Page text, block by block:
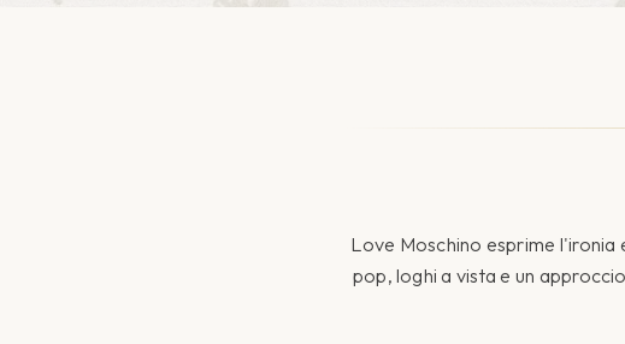
Love Moschino esprime l'ironia
pop, loghi a vista e un